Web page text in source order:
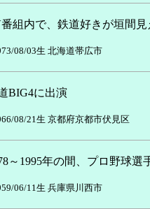
組内で、鉄道好きが垣間
08/03生 北海道帯広市
BIG4に出演
08/21生 京都府京都市伏見区
～1995年の間、プロ野球
06/11生 兵庫県川西市